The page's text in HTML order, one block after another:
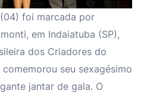
foi marcada por
em Indaiatuba (SP),
dos Criadores do
seu sexagésimo
jantar de gala. O